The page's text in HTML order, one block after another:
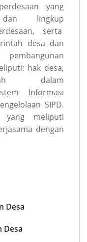
yang
lingkup
serta
desa dan
hak desa,
dalam
Informasi
SIPD.
yang meliputi
dengan
Desa
Desa